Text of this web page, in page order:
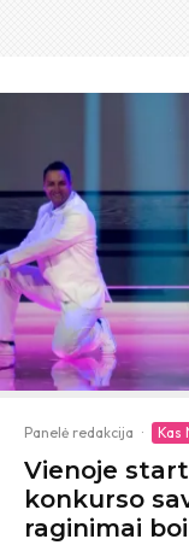
Panelė redakcija · Kas
Vienoje
konkurso
raginimai